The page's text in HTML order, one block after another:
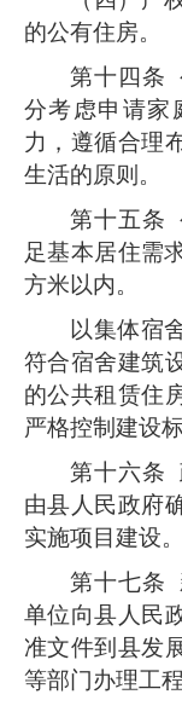
的公有住房。
第十四条
分考虑申请家
力，遵循合理
生活的原则。
第十五条
足基本居住需
方米以内。
以集体宿
符合宿舍建筑
的公共租赁住
严格控制建设
第十六条
由县人民政府
实施项目建设。
第十七条
单位向县人民
准文件到县发
等部门办理工